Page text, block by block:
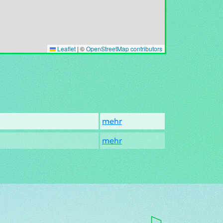
Leaflet | ©OpenStreetMap contributors
mehr
mehr